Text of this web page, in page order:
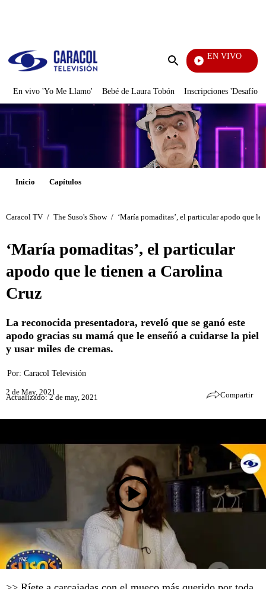
Enviar
EN VIVO
Yo Me Llamo
En vivo 'Yo Me Llamo' Bebé de Laura Tobón Inscripciones 'Desafío'
Inicio Capítulos
Caracol TV / The Suso's Show / ‘María pomaditas’, el particular apodo que
‘María pomaditas’, el particular
apodo que le tienen a Carolina
Cruz
La reconocida presentadora, reveló que se ganó este
apodo gracias su mamá que le enseñó a cuidarse la piel
y usar miles de cremas.
Por: Caracol Televisión
2 de May, 2021
Actualizado: 2 de may, 2021 Compartir